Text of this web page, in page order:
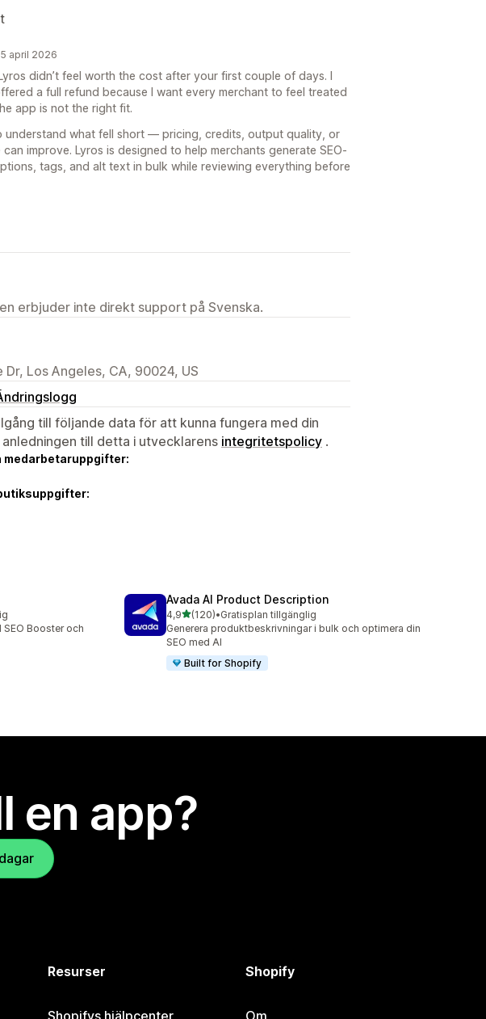
april 2026
didn’t feel worth the cost after your first couple of days. I
a full refund because I want every merchant to feel treated
app is not the right fit.
understand what fell short — pricing, credits, output quality, or
improve. Lyros is designed to help merchants generate SEO-
tags, and alt text in bulk while reviewing everything before
erbjuder inte direkt support på Svenska.
Los Angeles, CA, 90024, US
till följande data för att kunna fungera med din
till detta i utvecklarens integritetspolicy .
medarbetaruppgifter:
SEO Booster och
Avada AI Product Description
4,9av 5 stjärnor
(120)
120 recensioner totalt
•Gratisplan tillgänglig
Generera produktbeskrivningar i bulk och optimera din
SEO med AI
Built for Shopify
en app?
Resurser Shopify